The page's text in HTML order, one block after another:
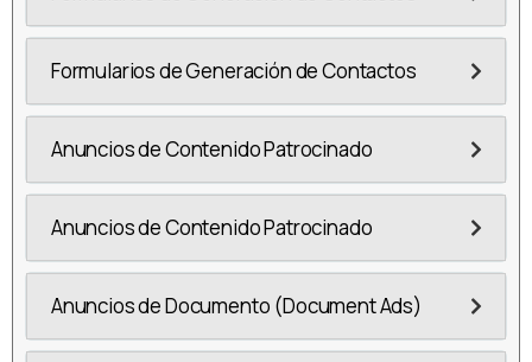
Formularios de Generación de Contactos
Anuncios de Contenido Patrocinado
Anuncios de Contenido Patrocinado
Anuncios de Documento (Document Ads)